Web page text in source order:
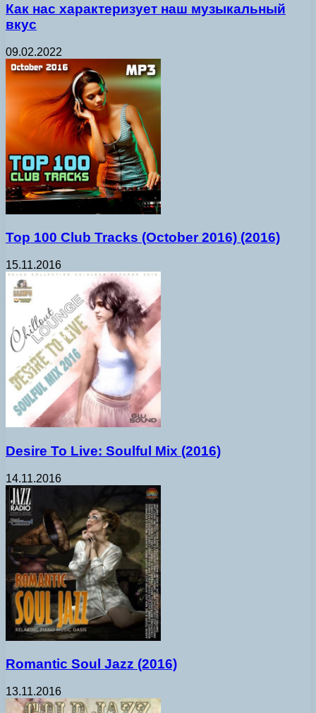
Как нас характеризует наш музыкальный
вкус
09.02.2022
Top 100 Club Tracks (October 2016) (2016)
15.11.2016
Desire To Live: Soulful Mix (2016)
14.11.2016
Romantic Soul Jazz (2016)
13.11.2016